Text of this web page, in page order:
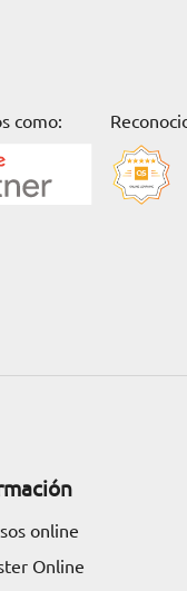
como:
online
Online